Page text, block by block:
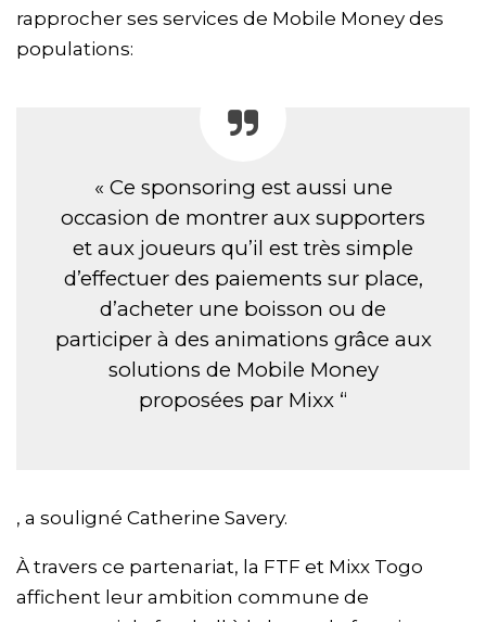
rapprocher ses services de Mobile Money des
populations:
« Ce sponsoring est aussi une
occasion de montrer aux supporters
et aux joueurs qu’il est très simple
d’effectuer des paiements sur place,
d’acheter une boisson ou de
participer à des animations grâce aux
solutions de Mobile Money
proposées par Mixx “
, a souligné Catherine Savery.
À travers ce partenariat, la FTF et Mixx Togo
affichent leur ambition commune de